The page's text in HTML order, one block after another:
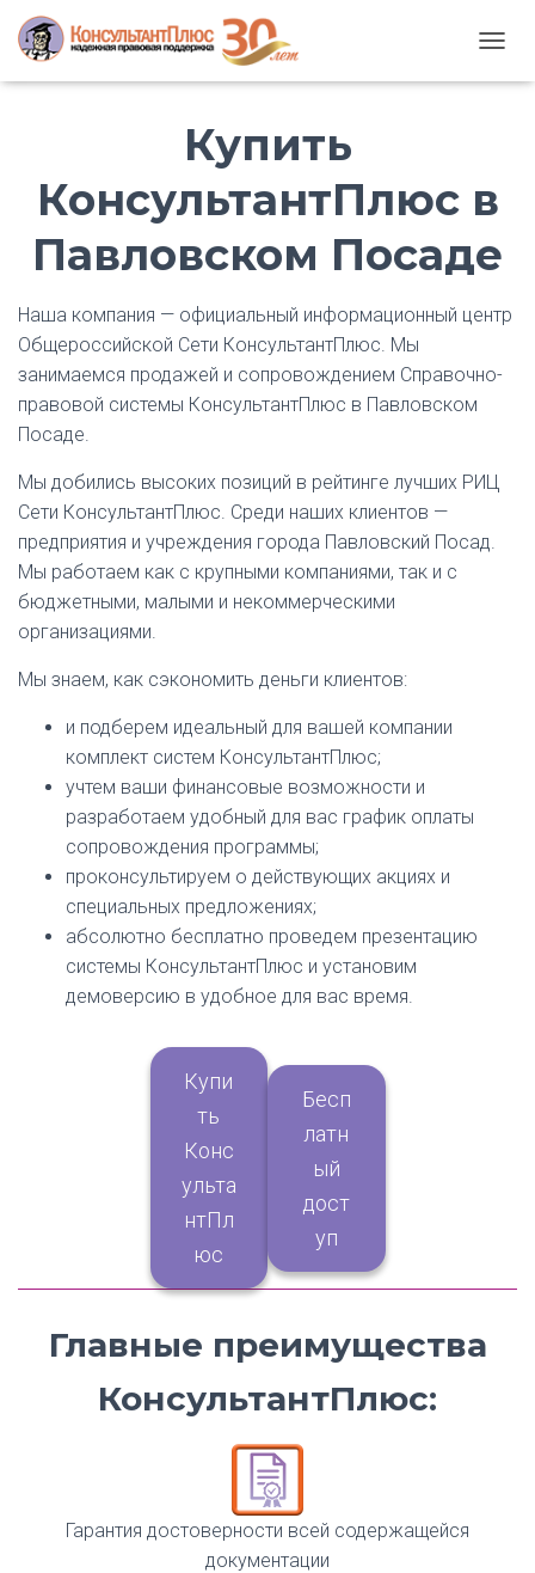
O
N
A
I
A
O
Купить
КонсультантПлюс в
Павловском Посаде
Наша компания — официальный информационный центр
Общероссийской Сети КонсультантПлюс. Мы
занимаемся продажей и сопровождением Справочно-
правовой системы КонсультантПлюс в Павловском
Посаде.
Мы добились высоких позиций в рейтинге лучших РИЦ
Сети КонсультантПлюс. Среди наших клиентов —
предприятия и учреждения города Павловский Посад.
Мы работаем как с крупными компаниями, так и с
бюджетными, малыми и некоммерческими
организациями.
Мы знаем, как сэкономить деньги клиентов:
и подберем идеальный для вашей компании
комплект систем КонсультантПлюс;
учтем ваши финансовые возможности и
разработаем удобный для вас график оплаты
сопровождения программы;
проконсультируем о действующих акциях и
специальных предложениях;
абсолютно бесплатно проведем презентацию
системы КонсультантПлюс и установим
демоверсию в удобное для вас время.
Купи
ть
Конс
ульта
нтПл
юс
Бесп
латн
ый
дост
уп
Главные преимущества
КонсультантПлюс:
Гарантия достоверности всей содержащейся
документации